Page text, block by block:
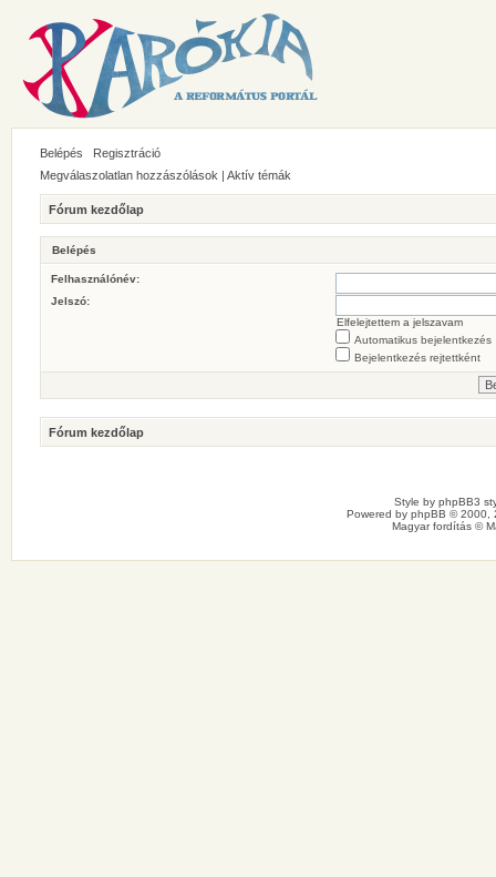
Belépés
Regisztráció
Megválaszolatlan hozzászólások | Aktív témák
Fórum kezdőlap
Belépés
Felhasználónév:
Jelszó:
Elfelejtettem a jelszavam
Automatikus bejelentkezés
Bejelentkezés rejtettként
Fórum kezdőlap
Style by phpBB3
Powered by phpBB © 2000,
Magyar fordítás ©